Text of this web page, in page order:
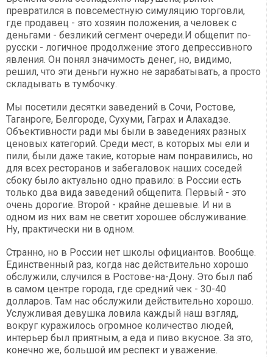
превратился в повсеместную симуляцию торговли,
где продавец - это хозяин положения, а человек с
деньгами - безликий сегмент очереди.И общепит по-
русски - логичное продолжение этого депрессивного
явления. Он понял значимость денег, но, видимо,
решил, что эти деньги нужно не зарабатывать, а просто
складывать в тумбочку.
Мы посетили десятки заведений в Сочи, Ростове,
Таганроге, Белгороде, Сухуми, Гаграх и Алахадзе.
Объективности ради мы были в заведениях разных
ценовых категорий. Среди мест, в которых мы ели и
пили, были даже такие, которые нам понравились, но
для всех ресторанов и забегаловок наших соседей
сбоку было актуально одно правило: в России есть
только два вида заведений общепита. Первый - это
очень дорогие. Второй - крайне дешевые. И ни в
одном из них вам не светит хорошее обслуживание.
Ну, практически ни в одном.
Странно, но в России нет школы официантов. Вообще.
Единственный раз, когда нас действительно хорошо
обслужили, случился в Ростове-на-Дону. Это был паб
в самом центре города, где средний чек - 30-40
долларов. Там нас обслужили действительно хорошо.
Услужливая девушка ловила каждый наш взгляд,
вокруг куражилось огромное количество людей,
интерьер был приятным, а еда и пиво вкусное. За это,
конечно же, большой им респект и уважение.